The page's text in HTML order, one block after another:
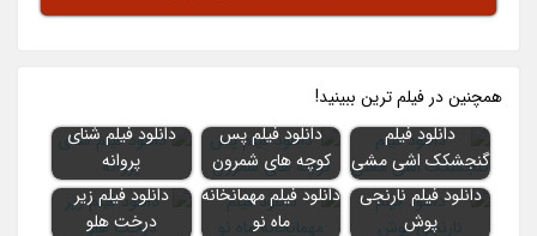
همچنين در فيلم ترين ببينيد!
دانلود فیلم
گنجشکک اشی مشی
دانلود فیلم پس
کوچه های شمرون
دانلود فیلم شنای
پروانه
دانلود فیلم نارنجی
پوش
دانلود فیلم مهمانخانه
ماه نو
دانلود فیلم زیر
درخت هلو